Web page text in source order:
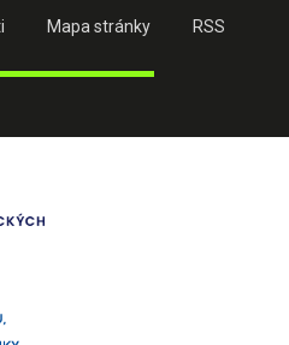
Mapa stránky RSS